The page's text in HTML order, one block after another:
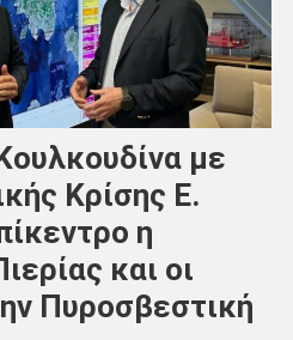
με
Κρίσης Ε.
η
και οι
Πυροσβεστική